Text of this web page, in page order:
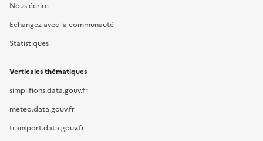
Nous écrire
Échangez avec la communauté
Statistiques
Verticales thématiques
simplifions.data.gouv.fr
meteo.data.gouv.fr
transport.data.gouv.fr